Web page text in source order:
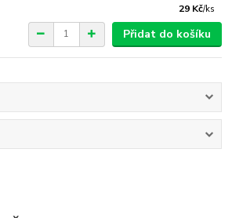
29 Kč/ks
Přidat do košíku